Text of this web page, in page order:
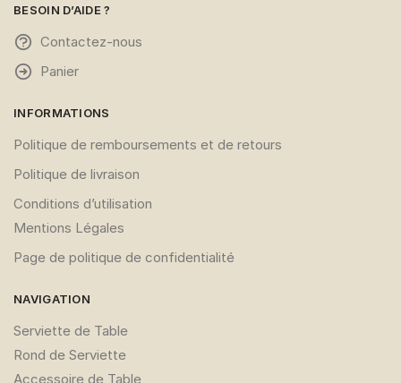
produit
BESOIN D’AIDE ?
Contactez-nous
Panier
INFORMATIONS
Politique de remboursements et de retours
Politique de livraison
Conditions d’utilisation
Mentions Légales
Page de politique de confidentialité
NAVIGATION
Serviette de Table
Rond de Serviette
Accessoire de Table